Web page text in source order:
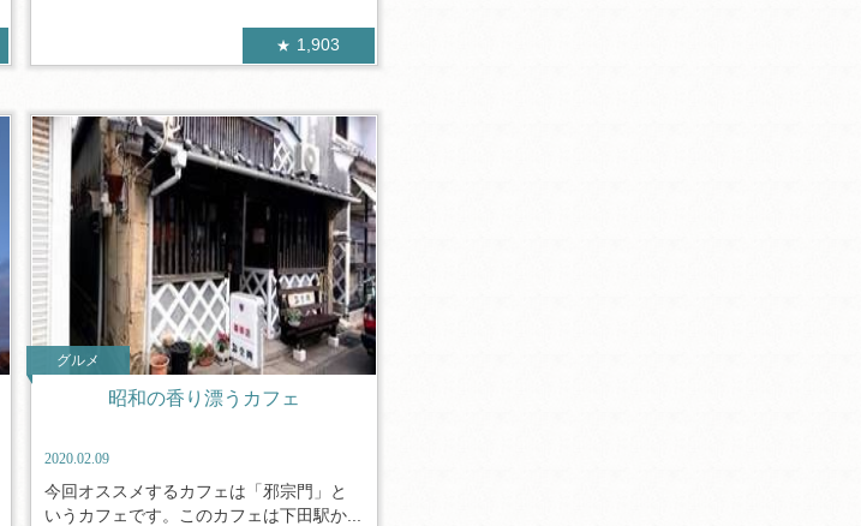
1,903
グルメ
昭和の香り漂うカフェ
2020.02.09
今回オススメするカフェは「邪宗門」と
いうカフェです。このカフェは下田駅か...